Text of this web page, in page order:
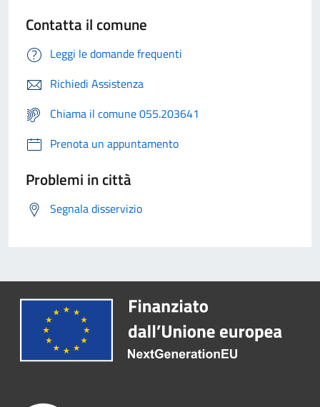
Contatta il comune
Leggi le domande frequenti
Richiedi Assistenza
Chiama il comune 055.203641
Prenota un appuntamento
Problemi in città
Segnala disservizio